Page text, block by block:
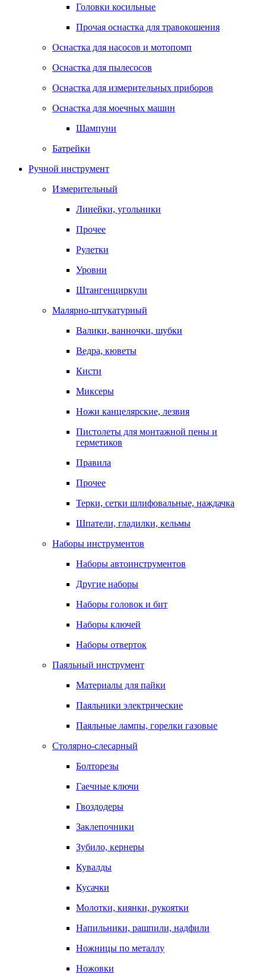
Головки косильные
Прочая оснастка для травокошения
Оснастка для насосов и мотопомп
Оснастка для пылесосов
Оснастка для измерительных приборов
Оснастка для моечных машин
Шампуни
Батрейки
Ручной инструмент
Измерительный
Линейки, угольники
Прочее
Рулетки
Уровни
Штангенциркули
Малярно-штукатурный
Валики, ванночки, шубки
Ведра, кюветы
Кисти
Миксеры
Ножи канцелярские, лезвия
Пистолеты для монтажной пены и
герметиков
Правила
Прочее
Терки, сетки шлифовальные, наждачка
Шпатели, гладилки, кельмы
Наборы инструментов
Наборы автоинструментов
Другие наборы
Наборы головок и бит
Наборы ключей
Наборы отверток
Паяльный инструмент
Материалы для пайки
Паяльники электрические
Паяльные лампы, горелки газовые
Столярно-слесарный
Болторезы
Гаечные ключи
Гвоздодеры
Заклепочники
Зубило, кернеры
Кувалды
Кусачки
Молотки, киянки, рукоятки
Напильники, рашпили, надфили
Ножницы по металлу
Ножовки